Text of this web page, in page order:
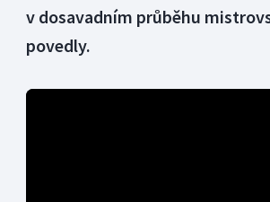
v dosavadním průběhu
povedly.